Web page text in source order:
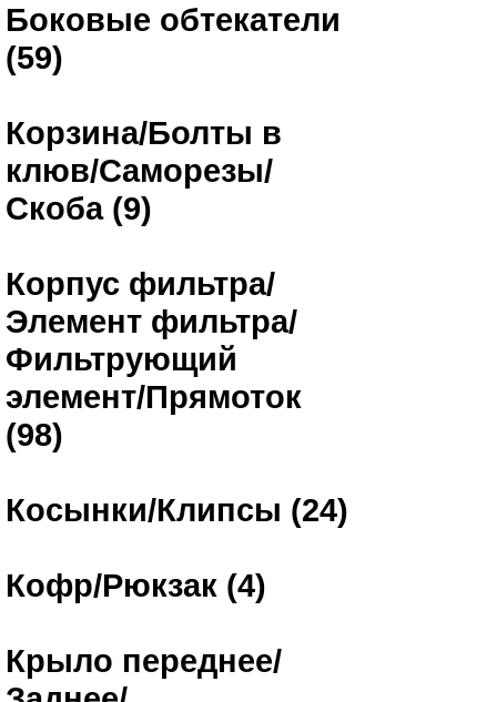
Боковые обтекатели
(59)
Корзина/Болты в
клюв/Саморезы/
Скоба (9)
Корпус фильтра/
Элемент фильтра/
Фильтрующий
элемент/Прямоток
(98)
Косынки/Клипсы (24)
Кофр/Рюкзак (4)
Крыло переднее/